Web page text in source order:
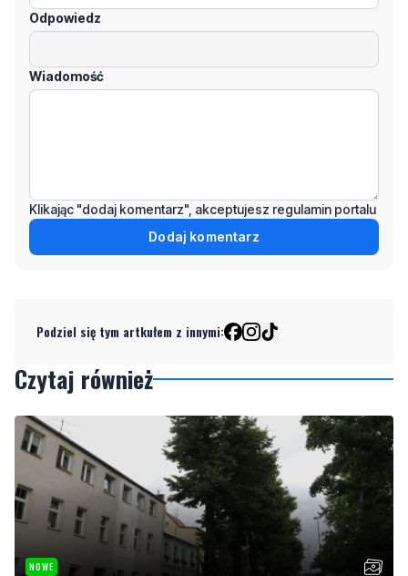
Wiadomość
NOWE
Drzewa pod lupą specjalistów. Sprawdzają ich
kondycję i stabilność